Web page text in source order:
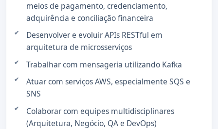
meios de pagamento, credenciamento,
adquirência e conciliação financeira
Desenvolver e evoluir APIs RESTful em
arquitetura de microsserviços
Trabalhar com mensageria utilizando Kafka
Atuar com serviços AWS, especialmente SQS e
SNS
Colaborar com equipes multidisciplinares
(Arquitetura, Negócio, QA e DevOps)